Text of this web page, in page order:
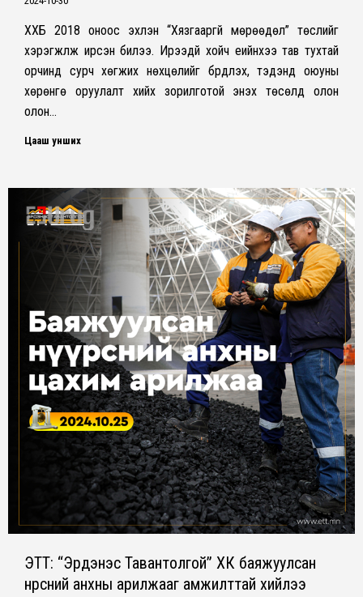
ХХБ 2018 оноос эхлэн “Хязгааргүй мөрөөдөл” төслийг
хэрэгжүүлж ирсэн билээ. Ирээдүй хойч үеийнхээ тав тухтай
орчинд сурч хөгжих нөхцөлийг бүрдүүлэх, тэдэнд оюуны
хөрөнгө оруулалт хийх зорилготой энэхүү төсөлд олон
олон…
Цааш унших
ЭТТ: “Эрдэнэс Тавантолгой” ХК баяжуулсан
нүүрсний анхны арилжааг амжилттай хийлээ